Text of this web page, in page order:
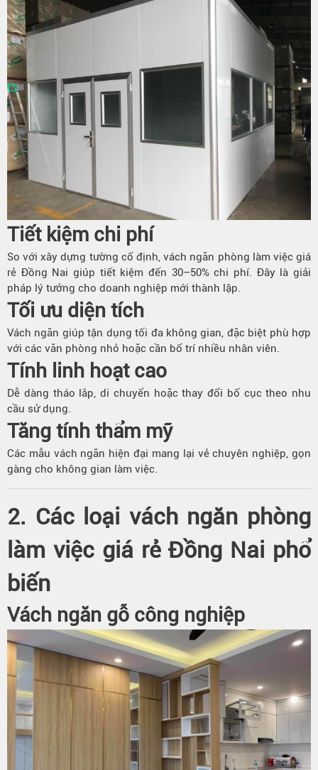
Tiết kiệm chi phí
So với xây dựng tường cố định, vách ngăn phòng làm việc giá
rẻ Đồng Nai giúp tiết kiệm đến 30–50% chi phí. Đây là giải
pháp lý tưởng cho doanh nghiệp mới thành lập.
Tối ưu diện tích
Vách ngăn giúp tận dụng tối đa không gian, đặc biệt phù hợp
với các văn phòng nhỏ hoặc cần bố trí nhiều nhân viên.
Tính linh hoạt cao
Dễ dàng tháo lắp, di chuyển hoặc thay đổi bố cục theo nhu
cầu sử dụng.
Tăng tính thẩm mỹ
Các mẫu vách ngăn hiện đại mang lại vẻ chuyên nghiệp, gọn
gàng cho không gian làm việc.
2. Các loại vách ngăn phòng
làm việc giá rẻ Đồng Nai phổ
biến
Vách ngăn gỗ công nghiệp